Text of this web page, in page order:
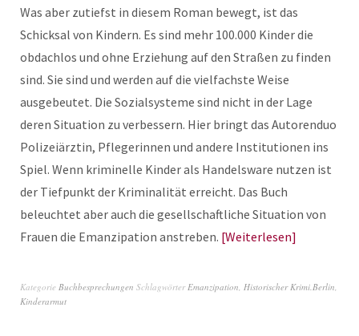
Was aber zutiefst in diesem Roman bewegt, ist das
Schicksal von Kindern. Es sind mehr 100.000 Kinder die
obdachlos und ohne Erziehung auf den Straßen zu finden
sind. Sie sind und werden auf die vielfachste Weise
ausgebeutet. Die Sozialsysteme sind nicht in der Lage
deren Situation zu verbessern. Hier bringt das Autorenduo
Polizeiärztin, Pflegerinnen und andere Institutionen ins
Spiel. Wenn kriminelle Kinder als Handelsware nutzen ist
der Tiefpunkt der Kriminalität erreicht. Das Buch
beleuchtet aber auch die gesellschaftliche Situation von
Frauen die Emanzipation anstreben. Weiterlesen
Kategorie Buchbesprechungen SchlagwörterEmanzipation, Historischer Krimi.Berlin,
Kinderarmut